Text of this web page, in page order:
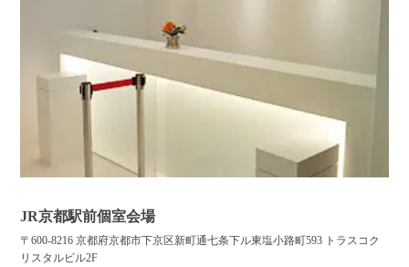
アフターアプローチとは
お問い合わせ
子どもの安全基準に関するポリシー launch
運営会社launch
JR京都駅前個室会場
〒600-8216 京都府京都市下京区新町通七条下ル東塩小路町593 トラスコク
リスタルビル2F